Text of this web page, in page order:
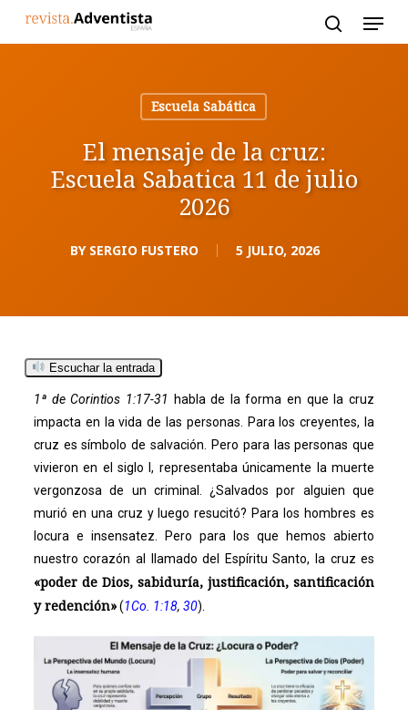
Escuela Sabática
El mensaje de la cruz:
Escuela Sabatica 11 de julio
2026
BY SERGIO FUSTERO 5 JULIO, 2026
Escuchar la entrada
1ª de Corintios 1:17-31
habla de la forma en que la cruz
impacta en la vida de las personas. Para los creyentes, la
cruz es símbolo de salvación. Pero para las personas que
vivieron en el siglo I, representaba únicamente la muerte
vergonzosa de un criminal. ¿Salvados por alguien que
murió en una cruz y luego resucitó? Para los hombres es
locura e insensatez. Pero para los que hemos abierto
nuestro corazón al llamado del Espíritu Santo, la cruz es
«poder de Dios, sabiduría, justificación, santificación
y redención»(1Co. 1:18, 30).